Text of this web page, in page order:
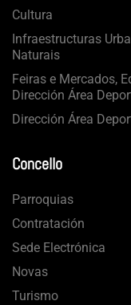
Cultura
Infraestructuras
Naturais
Feiras e Mercados,
Dirección Área
Dirección Área
Concello
Parroquias
Contratación
Sede Electrónica
Novas
Turismo